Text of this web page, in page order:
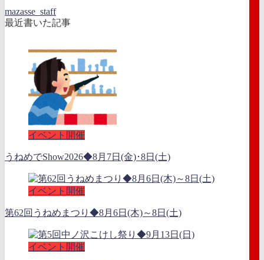
mazasse_staff
最近書いた記事
イベント開催
うねめでShow2026◆8月7日(金)･8日(土)
イベント開催
第62回うねめまつり◆8月6日(木)～8日(土)
イベント開催